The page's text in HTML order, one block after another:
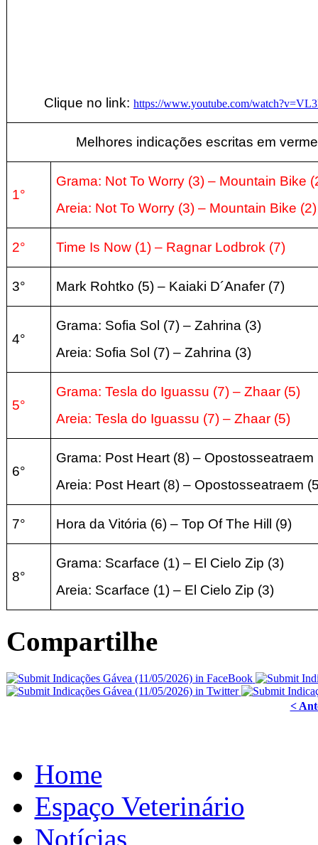
Clique no link: https://www.youtube.com/
Melhores indicações escritas em
1°
Grama: Not To Worry (3)– Mountain Bike
Areia: Not To Worry (3)– Mountain Bike (2)
2° Time Is Now (1) – Ragnar Lodbrok (7)
3° Mark Rohtko (5) – Kaiaki D´Anafer (7)
4°
Grama: Sofia Sol (7) – Zahrina (3)
Areia: Sofia Sol (7) – Zahrina (3)
5°
Grama: Tesla do Iguassu (7) – Zhaar (5)
Areia: Tesla do Iguassu (7) – Zhaar (5)
6°
Grama: Post Heart (8) – Opostosseatraem
Areia: Post Heart (8) – Opostosseatraem
7° Hora da Vitória (6) – Top Of The Hill (9)
8°
Grama: Scarface (1) – El Cielo Zip (3)
Areia: Scarface (1) – El Cielo Zip (3)
Compartilhe
<
Home
Espaço Veterinário
Notícias